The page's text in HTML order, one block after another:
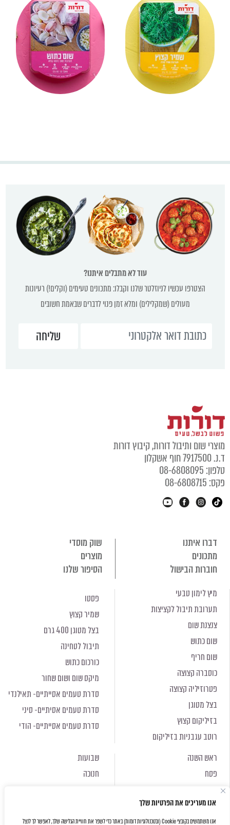
אנו מעריכים את הפרטיות שלך
אנו משתמשים בקובצי Cookie (ובטכנולוגיות דומות) באתר כדי לשפר את חוויית הגלישה שלך, לאפשר לך לנצל
עוד לא מתבלים איתנו?
הצטרפו עכשיו לניוזלטר שלנו וקבלו: מתכונים טעימים (וקלים!) רעיונות
מעולים (שמקלילים) ומלא זמן פנוי לדברים שבאמת חשובים
מוצרי שום ותיבול דורות, קיבוץ דורות
ד.נ. 7917500 חוף אשקלון
טלפון: 08-6808095
פקס: 08-6808715
דברו איתנו
שוק מוסדי
מתכונים
מוצרים
חוברות הבישול
הסיפור שלנו
מיץ לימון טבעי
תערובת תיבול לקציצות
צנצנת שום
שום כתוש
שום חריף
כוסברה קצוצה
פטרוזיליה קצוצה
בצל מטוגן
בזיליקום קצוץ
רוטב עגבניות בזיליקום
פסטו
שמיר קצוץ
בצל מטוגן 400 גרם
תיבול לטחינה
כורכום כתוש
מיקס שום ושום שחור
סדרת טעמים אסייתיים- תאילנדי
סדרת טעמים אסיתיים- סיני
סדרת טעמים אסייתיים- הודי
ראש השנה
פסח
שבועות
חנוכה
ראש השנה